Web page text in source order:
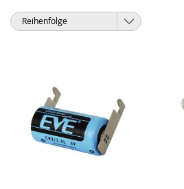
Sortieren